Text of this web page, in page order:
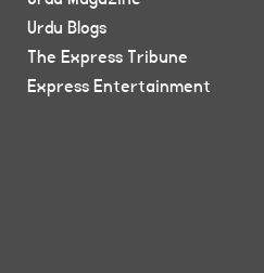
Urdu Blogs
The Express Tribune
Express Entertainment